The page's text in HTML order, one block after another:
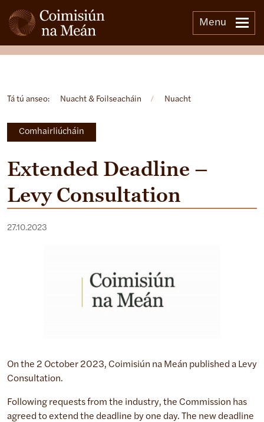
Menu
Tá tú anseo: Nuacht & Foilseacháin / Nuacht
Comhairliúcháin
Extended Deadline –
Levy Consultation
27.10.2023
On the 2 October 2023, Coimisiún na Meán published a Levy
Consultation.
Following requests from the industry, the Commission has
agreed to extend the deadline by one day. The new deadline
Open side menu